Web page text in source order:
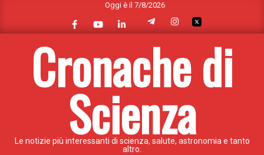
content
Oggi è il 7/8/2026
Cronache di
Scienza
Le notizie più interessanti di scienza, salute, astronomia e tanto
altro.